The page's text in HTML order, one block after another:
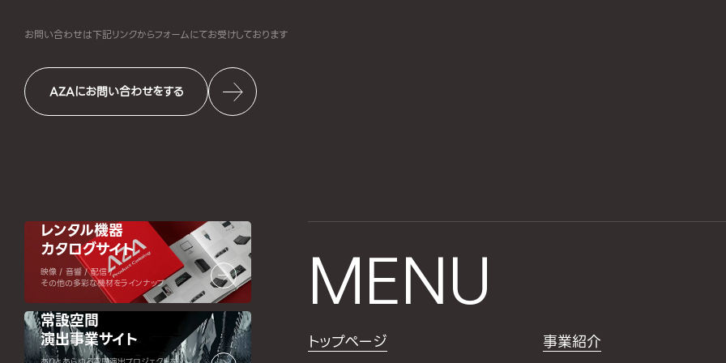
お問い合わせは下記リンクからフォームにてお受けしております
AZAにお問い合わせをする
レンタル機器
カタログサイト
映像 / 音響 / 配信 /
その他の多彩な機材をラインナップ
常設空間
演出事業サイト
MENU
トップページ 事業紹介